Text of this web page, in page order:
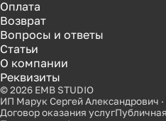
Оплата
Возврат
Вопросы и ответы
Статьи
О компании
Реквизиты
© 2026 EMB STUDIO
ИП Марук Сергей Александрович
Договор оказания услуг